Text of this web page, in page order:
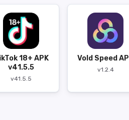
18+ APK
v41.5.5
v41.5.5
Vold Speed
v1.2.4